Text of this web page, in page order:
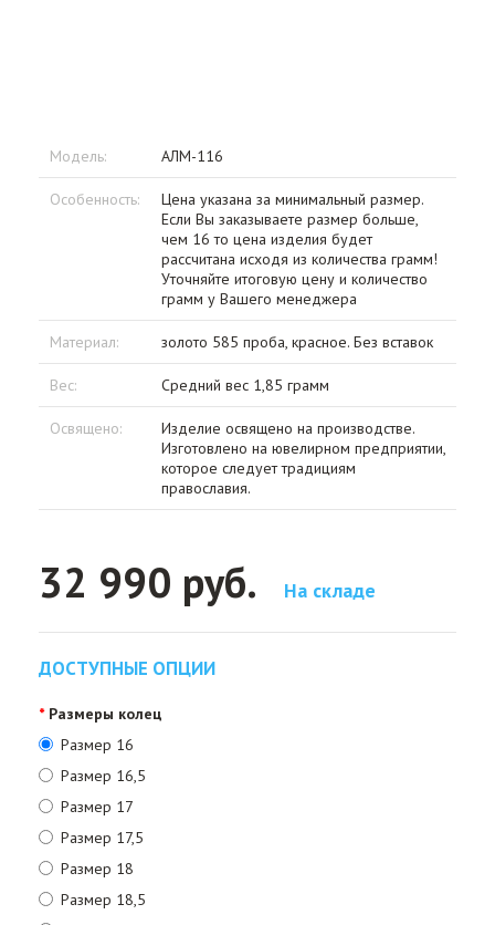
Модель: АЛМ-116
Особенность:
Цена указана за минимальный размер.
Если Вы заказываете размер больше,
чем 16 то цена изделия будет
рассчитана исходя из количества грамм!
Уточняйте итоговую цену и количество
грамм у Вашего менеджера
Материал: золото 585 проба, красное. Без вставок
Вес: Средний вес 1,85 грамм
Освящено:
Изделие освящено на производстве.
Изготовлено на ювелирном предприятии,
которое следует традициям
православия.
32 990 руб. На складе
ДОСТУПНЫЕ ОПЦИИ
Размеры колец
Размер 16
Размер 16,5
Размер 17
Размер 17,5
Размер 18
Размер 18,5